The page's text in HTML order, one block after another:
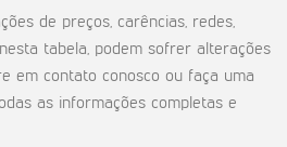
de preços, carências, redes,
tabela, podem sofrer alterações
em contato conosco ou faça uma
as informações completas e